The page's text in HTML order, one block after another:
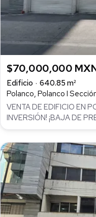
$70,000,000
Edificio
640.85 m²
Polanco, Polanco I
VENTA DE EDIFICIO EN
INVERSIÓN! ¡BAJA DE